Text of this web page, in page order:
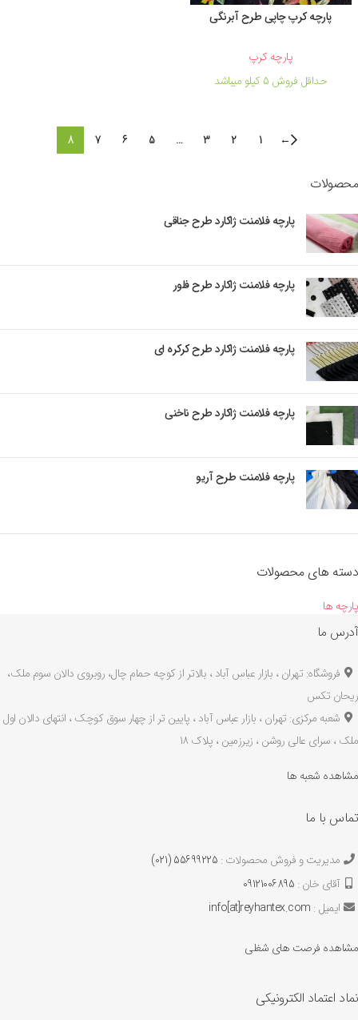
محصولات
پارچه فلامنت ژاکارد طرح جناقی
پارچه فلامنت ژاکارد طرح فلور
پارچه فلامنت ژاکارد طرح کرکره ای
پارچه فلامنت ژاکارد طرح ناخنی
پارچه فلامنت طرح آریو
دسته های محصولات
پارچه ها
پارچه کرپ چاپی طرح آبرنگی
پارچه کرپ
حداقل فروش 5 کیلو میباشد
←
1
2
3
…
5
6
7
8
آدرس ما
فروشگاه: تهران ، بازار عباس آباد ، بالاتر از کوچه حمام چال، روبروی دالان سوم ملک،
ریحان تکس
شعبه مرکزی: تهران ، بازار عباس آباد ، پایین تر از چهار سوق کوچک ، انتهای دالان اول
ملک ، سرای عالی روشن ، زیرزمین ، پلاک 18
مشاهده شعبه ها
تماس با ما
مدیریت و فروش محصولات : 55699225 (021)
آقای خان : 09121006895
ایمیل : info[at]reyhantex.com
مشاهده فرصت های شغلی
نماد اعتماد الکترونیکی